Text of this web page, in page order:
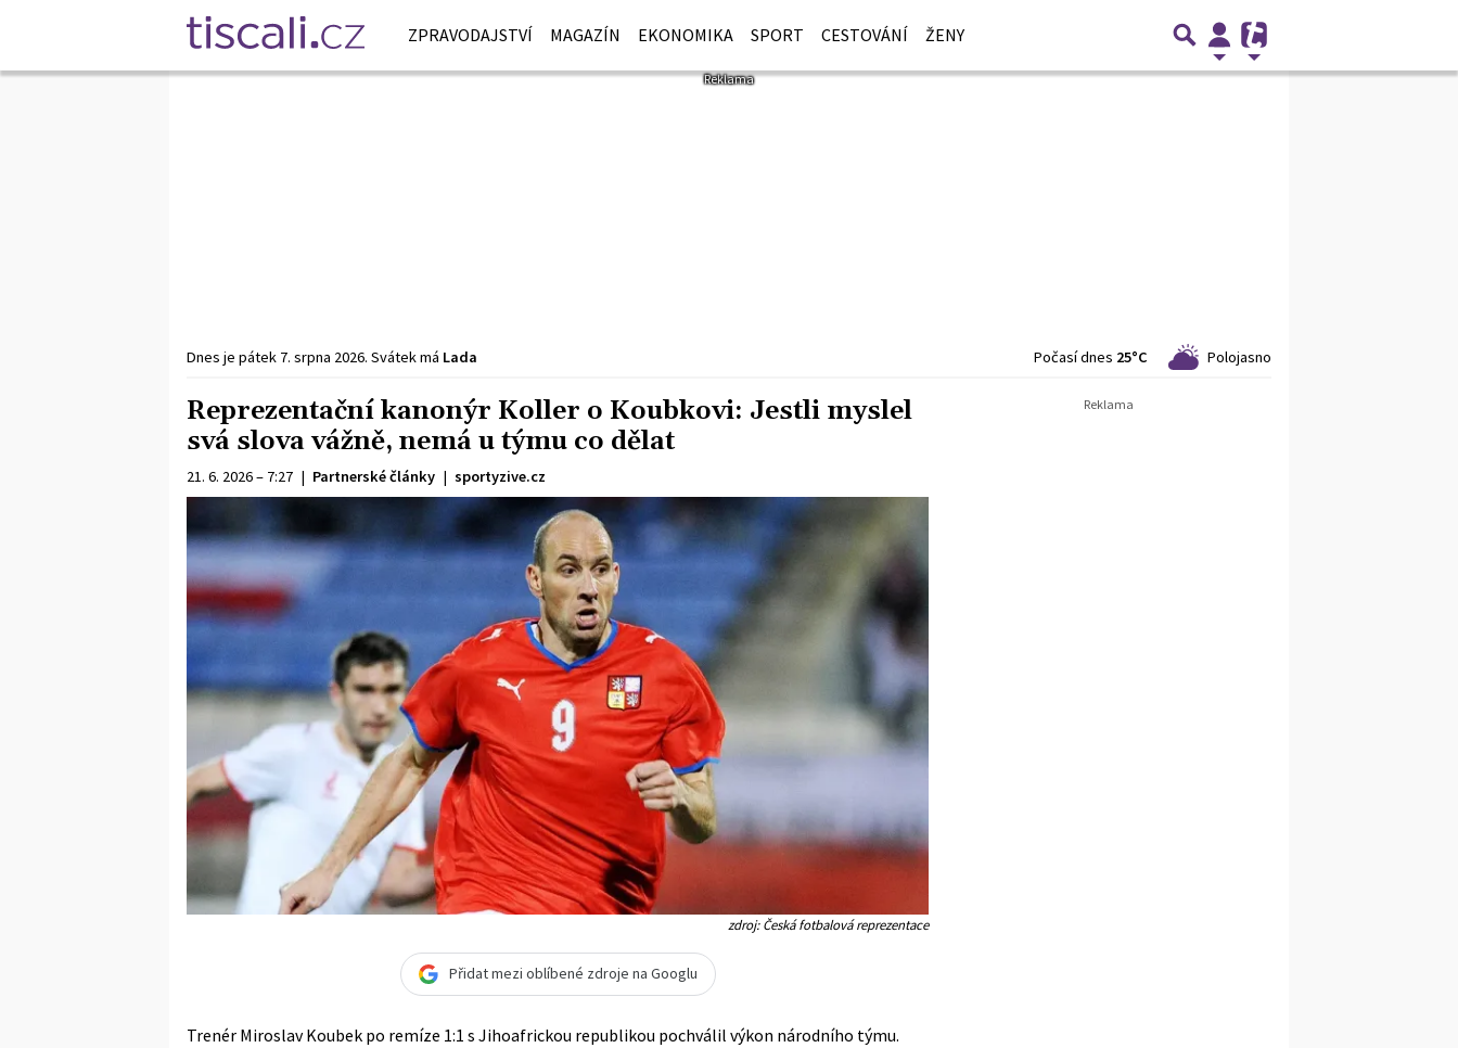
ZPRAVODAJSTVÍ MAGAZÍN EKONOMIKA SPORT CESTOVÁNÍ ŽENY
Dnes je pátek 7. srpna 2026. Svátek má Lada Počasí dnes 25°C Polojasno
Reprezentační kanonýr Koller o Koubkovi: Jestli myslel
svá slova vážně, nemá u týmu co dělat
21. 6. 2026 – 7:27 | Partnerské články | sportyzive.cz
zdroj: Česká fotbalová reprezentace
Přidat mezi oblíbené zdroje na Googlu
Trenér Miroslav Koubek po remíze 1:1 s Jihoafrickou republikou pochválil výkon národního týmu.